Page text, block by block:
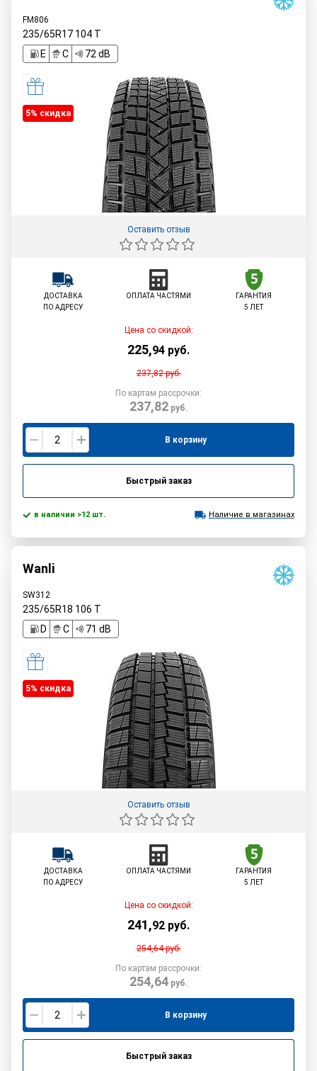
FM806
235/65R17 104 T
E
C 72 dB
5% cкидка
Оставить отзыв
ДОСТАВКА
ПО АДРЕСУ
ОПЛАТА ЧАСТЯМИ
ГАРАНТИЯ
5 ЛЕТ
Цена со скидкой:
225,94 руб.
237,82руб.
По картам рассрочки:
237,82руб.
В корзину
Быстрый заказ
в наличии >12 шт. Наличие в магазинах
Wanli
SW312
235/65R18 106 T
D
C 71 dB
5% cкидка
Оставить отзыв
ДОСТАВКА
ПО АДРЕСУ
ОПЛАТА ЧАСТЯМИ
ГАРАНТИЯ
5 ЛЕТ
Цена со скидкой:
241,92 руб.
254,64руб.
По картам рассрочки:
254,64руб.
В корзину
Быстрый заказ